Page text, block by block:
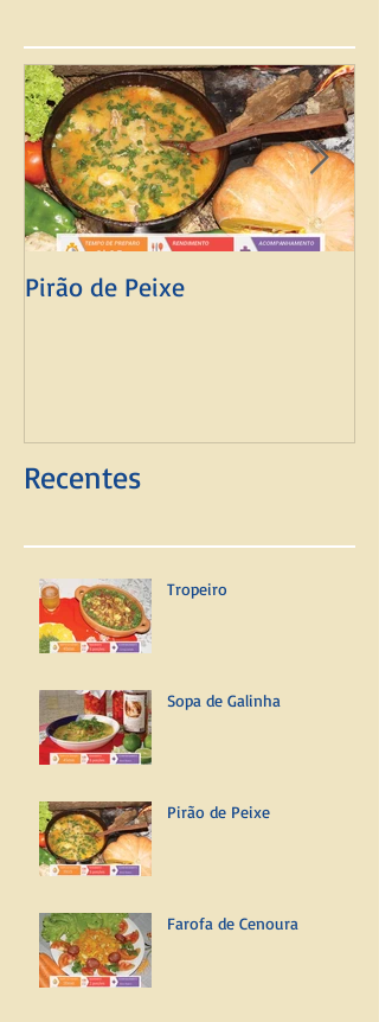
Pirão de Peixe
Recentes
Tropeiro
Sopa de Galinha
Pirão de Peixe
Farofa de Cenoura